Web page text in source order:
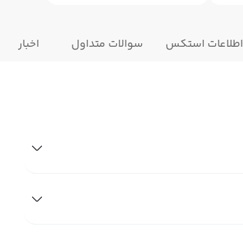
اطلاعات استکس سوالات متداول اخبار